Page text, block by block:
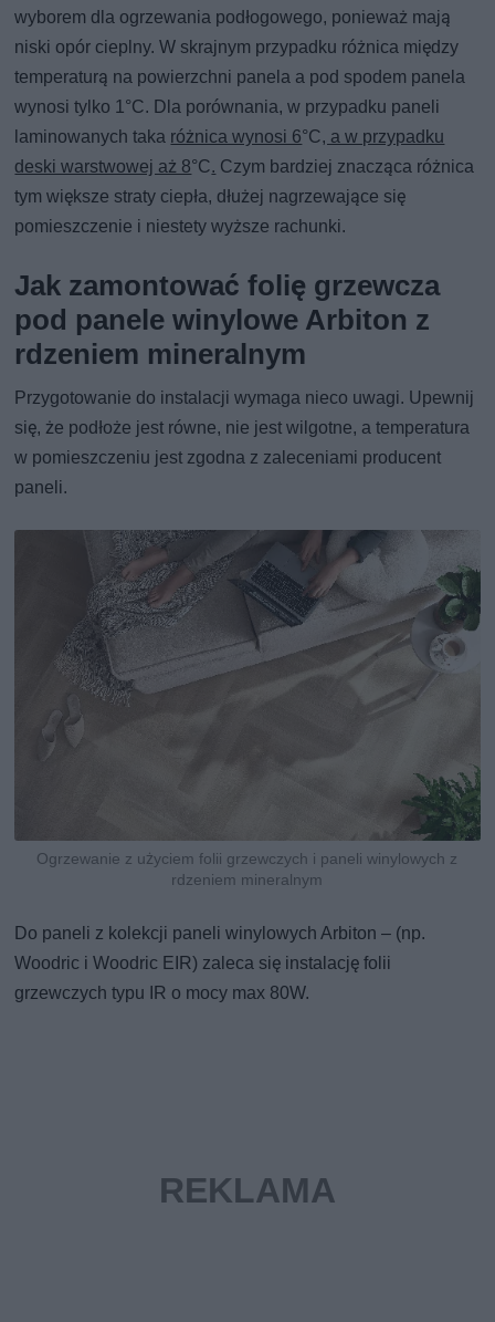
wyborem dla ogrzewania podłogowego, ponieważ mają
niski opór cieplny. W skrajnym przypadku różnica między
temperaturą na powierzchni panela a pod spodem panela
wynosi tylko 1°C. Dla porównania, w przypadku paneli
laminowanych taka różnica wynosi 6°C, a w przypadku
deski warstwowej aż 8°C. Czym bardziej znacząca różnica
tym większe straty ciepła, dłużej nagrzewające się
pomieszczenie i niestety wyższe rachunki.
Jak zamontować folię grzewcza
pod panele winylowe Arbiton z
rdzeniem mineralnym
Przygotowanie do instalacji wymaga nieco uwagi. Upewnij
się, że podłoże jest równe, nie jest wilgotne, a temperatura
w pomieszczeniu jest zgodna z zaleceniami producent
paneli.
Ogrzewanie z użyciem folii grzewczych i paneli winylowych z
rdzeniem mineralnym
Do paneli z kolekcji paneli winylowych Arbiton – (np.
Woodric i Woodric EIR) zaleca się instalację folii
grzewczych typu IR o mocy max 80W.